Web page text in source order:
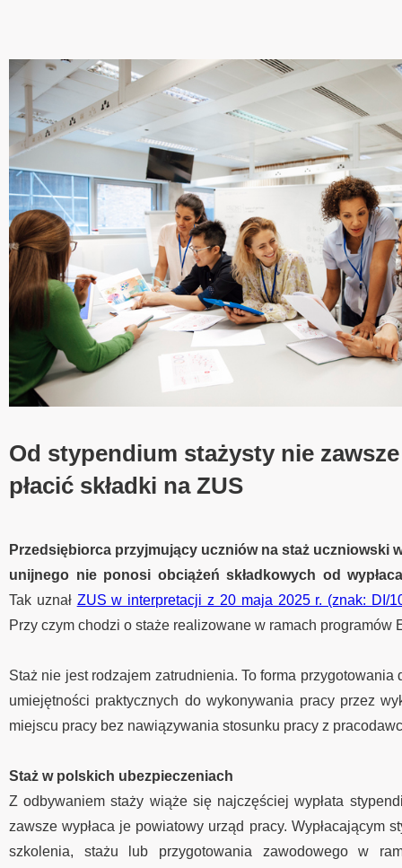
Od stypendium stażysty nie
płacić składki na ZUS
Przedsiębiorca przyjmujący uczniów na staż uczniowski
unijnego nie ponosi obciążeń składkowych od
Tak uznał ZUS w interpretacji z 20 maja 2025 r. (znak: DI/
Przy czym chodzi o staże realizowane w ramach programów
Staż nie jest rodzajem zatrudnienia. To forma przygotowania
umiejętności praktycznych do wykonywania pracy przez
miejscu pracy bez nawiązywania stosunku pracy z
Staż w polskich ubezpieczeniach
Z odbywaniem staży wiąże się najczęściej wypłata
zawsze wypłaca je powiatowy urząd pracy. Wypłacającym
szkolenia, stażu lub przygotowania zawodowego w